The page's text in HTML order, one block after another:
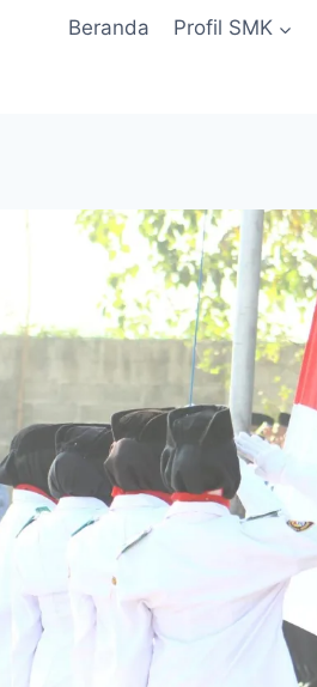
Beranda Profil SMK